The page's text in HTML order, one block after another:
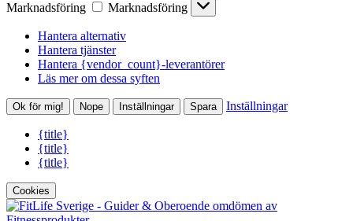
Marknadsföring
Marknadsföring
Hantera alternativ
Hantera tjänster
Hantera {vendor_count}-leverantörer
Läs mer om dessa syften
Ok för mig! Nope Inställningar Spara Inställningar
{title}
{title}
{title}
Cookies